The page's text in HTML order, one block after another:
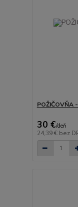
POŽIČOVŇA
30 €/deň
24,39 € bez